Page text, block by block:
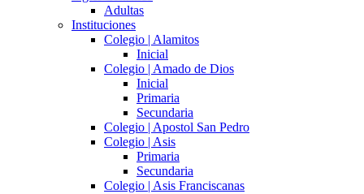
Adultas
Instituciones
Colegio | Alamitos
Inicial
Colegio | Amado de Dios
Inicial
Primaria
Secundaria
Colegio | Apostol San Pedro
Colegio | Asis
Primaria
Secundaria
Colegio | Asis Franciscanas